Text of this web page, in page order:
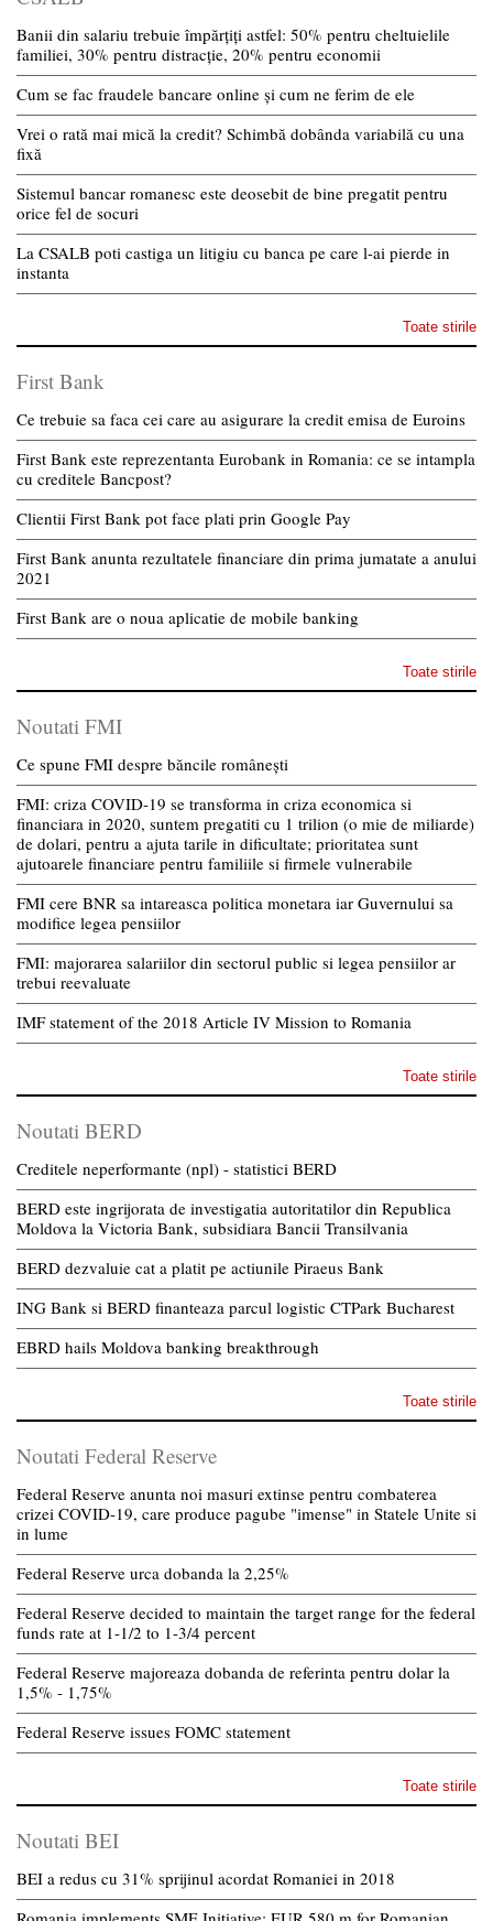
Banii din salariu trebuie împărțiți astfel: 50% pentru cheltuielile
familiei, 30% pentru distracție, 20% pentru economii
Cum se fac fraudele bancare online și cum ne ferim de ele
Vrei o rată mai mică la credit? Schimbă dobânda variabilă cu una
fixă
Sistemul bancar romanesc este deosebit de bine pregatit pentru
orice fel de socuri
La CSALB poti castiga un litigiu cu banca pe care l-ai pierde in
instanta
Toate stirile
First Bank
Ce trebuie sa faca cei care au asigurare la credit emisa de Euroins
First Bank este reprezentanta Eurobank in Romania: ce se intampla
cu creditele Bancpost?
Clientii First Bank pot face plati prin Google Pay
First Bank anunta rezultatele financiare din prima jumatate a anului
2021
First Bank are o noua aplicatie de mobile banking
Toate stirile
Noutati FMI
Ce spune FMI despre băncile românești
FMI: criza COVID-19 se transforma in criza economica si
financiara in 2020, suntem pregatiti cu 1 trilion (o mie de miliarde)
de dolari, pentru a ajuta tarile in dificultate; prioritatea sunt
ajutoarele financiare pentru familiile si firmele vulnerabile
FMI cere BNR sa intareasca politica monetara iar Guvernului sa
modifice legea pensiilor
FMI: majorarea salariilor din sectorul public si legea pensiilor ar
trebui reevaluate
IMF statement of the 2018 Article IV Mission to Romania
Toate stirile
Noutati BERD
Creditele neperformante (npl) - statistici BERD
BERD este ingrijorata de investigatia autoritatilor din Republica
Moldova la Victoria Bank, subsidiara Bancii Transilvania
BERD dezvaluie cat a platit pe actiunile Piraeus Bank
ING Bank si BERD finanteaza parcul logistic CTPark Bucharest
EBRD hails Moldova banking breakthrough
Toate stirile
Noutati Federal Reserve
Federal Reserve anunta noi masuri extinse pentru combaterea
crizei COVID-19, care produce pagube "imense" in Statele Unite si
in lume
Federal Reserve urca dobanda la 2,25%
Federal Reserve decided to maintain the target range for the federal
funds rate at 1-1/2 to 1-3/4 percent
Federal Reserve majoreaza dobanda de referinta pentru dolar la
1,5% - 1,75%
Federal Reserve issues FOMC statement
Toate stirile
Noutati BEI
BEI a redus cu 31% sprijinul acordat Romaniei in 2018